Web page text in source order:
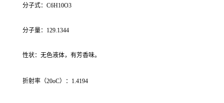
分子式：C6H10O3
分子量：129.1344
性状：无色液体，有芳香味。
折射率（20oC）：1.4194